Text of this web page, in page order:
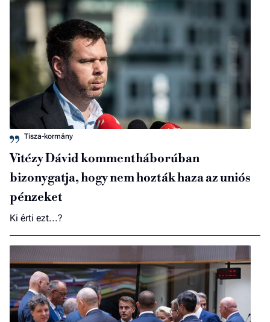
Tisza-kormány
Vitézy Dávid kommentháborúban
bizonygatja, hogy nem hozták haza az uniós
pénzeket
Ki érti ezt...?